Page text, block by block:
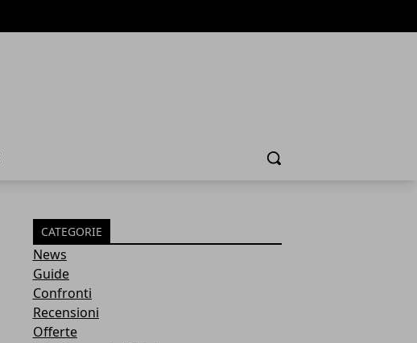
Cerca
CATEGORIE
News
Guide
Confronti
Recensioni
Offerte